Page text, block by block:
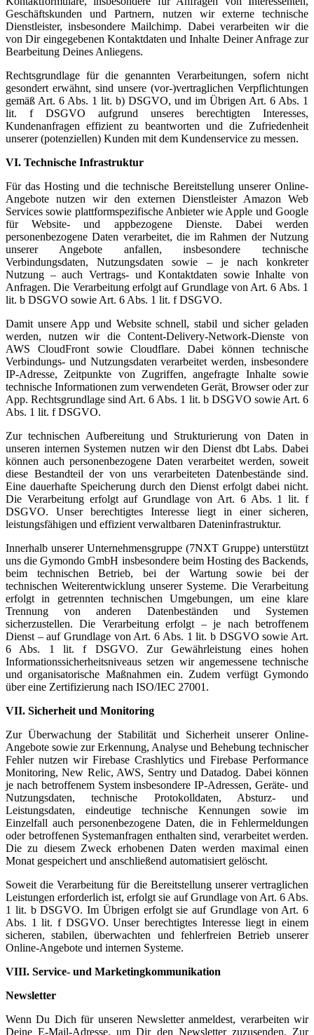
Geschäftskunden und Partnern, nutzen wir externe technische
Dienstleister, insbesondere Mailchimp. Dabei verarbeiten wir die
von Dir eingegebenen Kontaktdaten und Inhalte Deiner Anfrage zur
Bearbeitung Deines Anliegens.
Rechtsgrundlage für die genannten Verarbeitungen, sofern nicht
gesondert erwähnt, sind unsere (vor-)vertraglichen Verpflichtungen
gemäß Art. 6 Abs. 1 lit. b) DSGVO, und im Übrigen Art. 6 Abs. 1
lit. f DSGVO aufgrund unseres berechtigten Interesses,
Kundenanfragen effizient zu beantworten und die Zufriedenheit
unserer (potenziellen) Kunden mit dem Kundenservice zu messen.
VI. Technische Infrastruktur
Für das Hosting und die technische Bereitstellung unserer Online-
Angebote nutzen wir den externen Dienstleister Amazon Web
Services sowie plattformspezifische Anbieter wie Apple und Google
für Website- und appbezogene Dienste. Dabei werden
personenbezogene Daten verarbeitet, die im Rahmen der Nutzung
unserer Angebote anfallen, insbesondere technische
Verbindungsdaten, Nutzungsdaten sowie – je nach konkreter
Nutzung – auch Vertrags- und Kontaktdaten sowie Inhalte von
Anfragen. Die Verarbeitung erfolgt auf Grundlage von Art. 6 Abs. 1
lit. b DSGVO sowie Art. 6 Abs. 1 lit. f DSGVO.
Damit unsere App und Website schnell, stabil und sicher geladen
werden, nutzen wir die Content-Delivery-Network-Dienste von
AWS CloudFront sowie Cloudflare. Dabei können technische
Verbindungs- und Nutzungsdaten verarbeitet werden, insbesondere
IP-Adresse, Zeitpunkte von Zugriffen, angefragte Inhalte sowie
technische Informationen zum verwendeten Gerät, Browser oder zur
App. Rechtsgrundlage sind Art. 6 Abs. 1 lit. b DSGVO sowie Art. 6
Abs. 1 lit. f DSGVO.
Zur technischen Aufbereitung und Strukturierung von Daten in
unseren internen Systemen nutzen wir den Dienst dbt Labs. Dabei
können auch personenbezogene Daten verarbeitet werden, soweit
diese Bestandteil der von uns verarbeiteten Datenbestände sind.
Eine dauerhafte Speicherung durch den Dienst erfolgt dabei nicht.
Die Verarbeitung erfolgt auf Grundlage von Art. 6 Abs. 1 lit. f
DSGVO. Unser berechtigtes Interesse liegt in einer sicheren,
leistungsfähigen und effizient verwaltbaren Dateninfrastruktur.
Innerhalb unserer Unternehmensgruppe (7NXT Gruppe) unterstützt
uns die Gymondo GmbH insbesondere beim Hosting des Backends,
beim technischen Betrieb, bei der Wartung sowie bei der
technischen Weiterentwicklung unserer Systeme. Die Verarbeitung
erfolgt in getrennten technischen Umgebungen, um eine klare
Trennung von anderen Datenbeständen und Systemen
sicherzustellen. Die Verarbeitung erfolgt – je nach betroffenem
Dienst – auf Grundlage von Art. 6 Abs. 1 lit. b DSGVO sowie Art.
6 Abs. 1 lit. f DSGVO. Zur Gewährleistung eines hohen
Informationssicherheitsniveaus setzen wir angemessene technische
und organisatorische Maßnahmen ein. Zudem verfügt Gymondo
über eine Zertifizierung nach ISO/IEC 27001.
VII. Sicherheit und Monitoring
Zur Überwachung der Stabilität und Sicherheit unserer Online-
Angebote sowie zur Erkennung, Analyse und Behebung technischer
Fehler nutzen wir Firebase Crashlytics und Firebase Performance
Monitoring, New Relic, AWS, Sentry und Datadog. Dabei können
je nach betroffenem System insbesondere IP-Adressen, Geräte- und
Nutzungsdaten, technische Protokolldaten, Absturz- und
Leistungsdaten, eindeutige technische Kennungen sowie im
Einzelfall auch personenbezogene Daten, die in Fehlermeldungen
oder betroffenen Systemanfragen enthalten sind, verarbeitet werden.
Die zu diesem Zweck erhobenen Daten werden maximal einen
Monat gespeichert und anschließend automatisiert gelöscht.
Soweit die Verarbeitung für die Bereitstellung unserer vertraglichen
Leistungen erforderlich ist, erfolgt sie auf Grundlage von Art. 6 Abs.
1 lit. b DSGVO. Im Übrigen erfolgt sie auf Grundlage von Art. 6
Abs. 1 lit. f DSGVO. Unser berechtigtes Interesse liegt in einem
sicheren, stabilen, überwachten und fehlerfreien Betrieb unserer
Online-Angebote und internen Systeme.
VIII. Service- und Marketingkommunikation
Newsletter
Wenn Du Dich für unseren Newsletter anmeldest, verarbeiten wir
Deine E-Mail-Adresse, um Dir den Newsletter zuzusenden. Zur